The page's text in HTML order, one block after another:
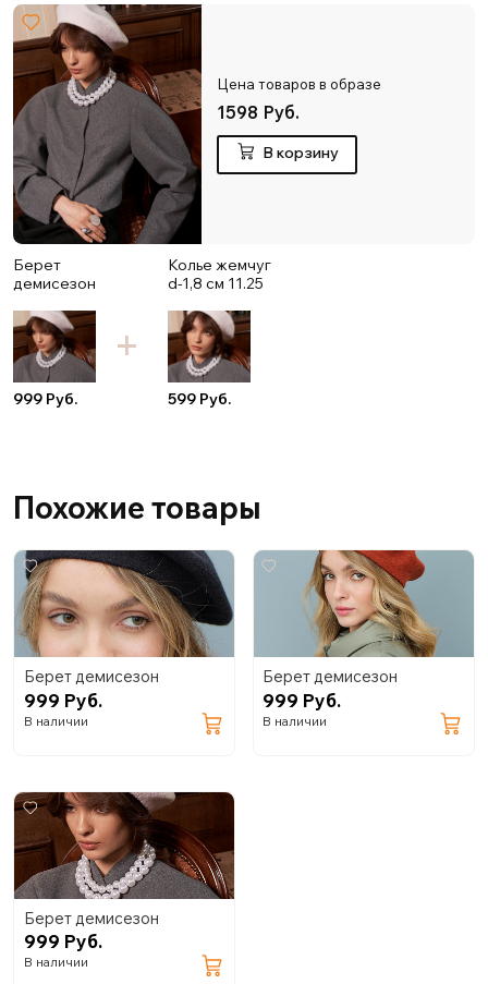
Цена товаров в образе
1598 Руб.
В корзину
Берет
демисезон
999 Руб.
Колье жемчуг
d-1,8 см 11.25
599 Руб.
Похожие товары
Берет демисезон
999 Руб.
В наличии
Берет демисезон
999 Руб.
В наличии
Берет демисезон
999 Руб.
В наличии